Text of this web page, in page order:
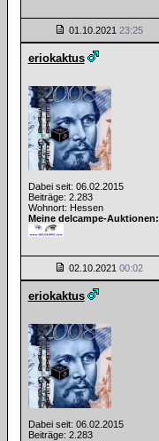
01.10.2021 23:25
eriokaktus
Dabei seit: 06.02.2015
Beiträge: 2.283
Wohnort: Hessen
Meine delcampe-Auktionen:
02.10.2021 00:02
eriokaktus
Dabei seit: 06.02.2015
Beiträge: 2.283